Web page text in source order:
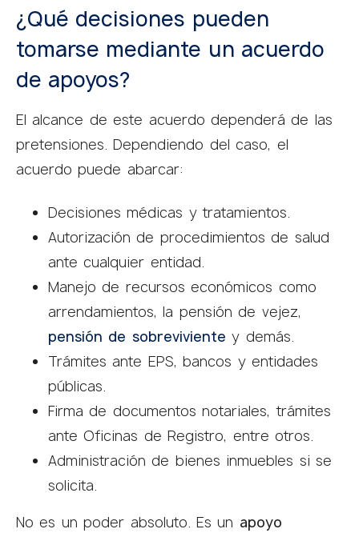
¿Qué decisiones pueden
tomarse mediante un acuerdo
de apoyos?
El alcance de este acuerdo dependerá de las
pretensiones. Dependiendo del caso, el
acuerdo puede abarcar:
Decisiones médicas y tratamientos.
Autorización de procedimientos de salud
ante cualquier entidad.
Manejo de recursos económicos como
arrendamientos, la pensión de vejez,
pensión de sobreviviente y demás.
Trámites ante EPS, bancos y entidades
públicas.
Firma de documentos notariales, trámites
ante Oficinas de Registro, entre otros.
Administración de bienes inmuebles si se
solicita.
No es un poder absoluto. Es un apoyo